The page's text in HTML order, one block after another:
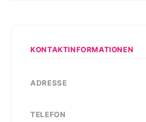
KONTAKTINFORMATIONEN
ADRESSE
TELEFON